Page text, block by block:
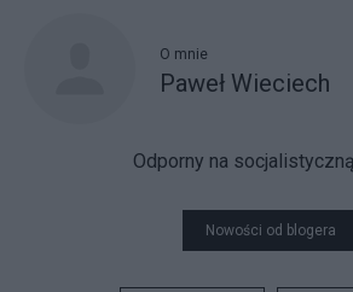
O mnie
Paweł Wieciech
Odporny na
Nowości od blogera